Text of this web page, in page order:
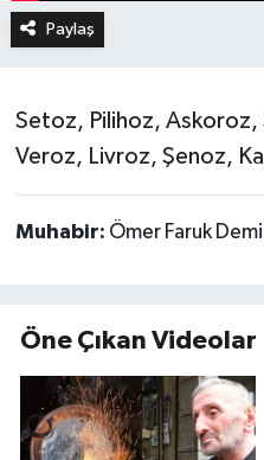
Paylaş
Setoz, Pilihoz,
Veroz, Livroz, Şenoz,
Muhabir: Ömer Faruk
Öne Çıkan Videolar